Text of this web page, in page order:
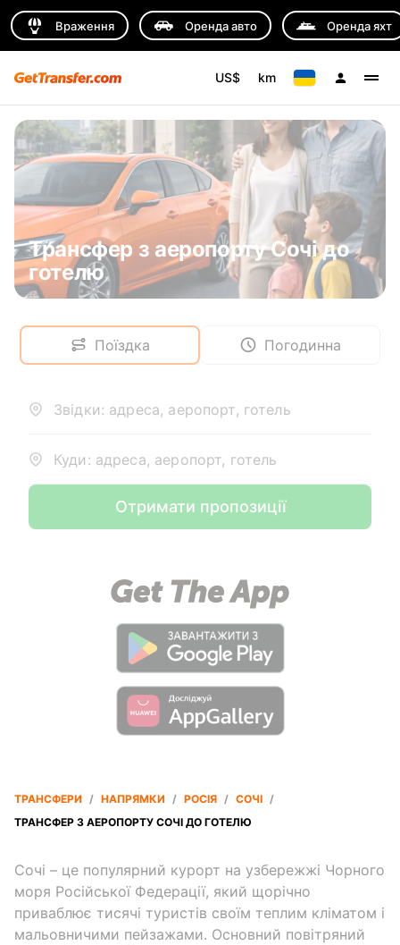
Враження Оренда авто Оренда яхт
US$ km
Трансфер з аеропорту Сочі до
готелю
Поїздка Погодинна
Звідки: адреса, аеропорт, готель
Куди: адреса, аеропорт, готель
Отримати пропозиції
ТРАНСФЕРИ / НАПРЯМКИ / РОСІЯ / СОЧІ /
ТРАНСФЕР З АЕРОПОРТУ СОЧІ ДО ГОТЕЛЮ
Сочі – це популярний курорт на узбережжі Чорного
моря Російської Федерації, який щорічно
приваблює тисячі туристів своїм теплим кліматом і
мальовничими пейзажами. Основний повітряний